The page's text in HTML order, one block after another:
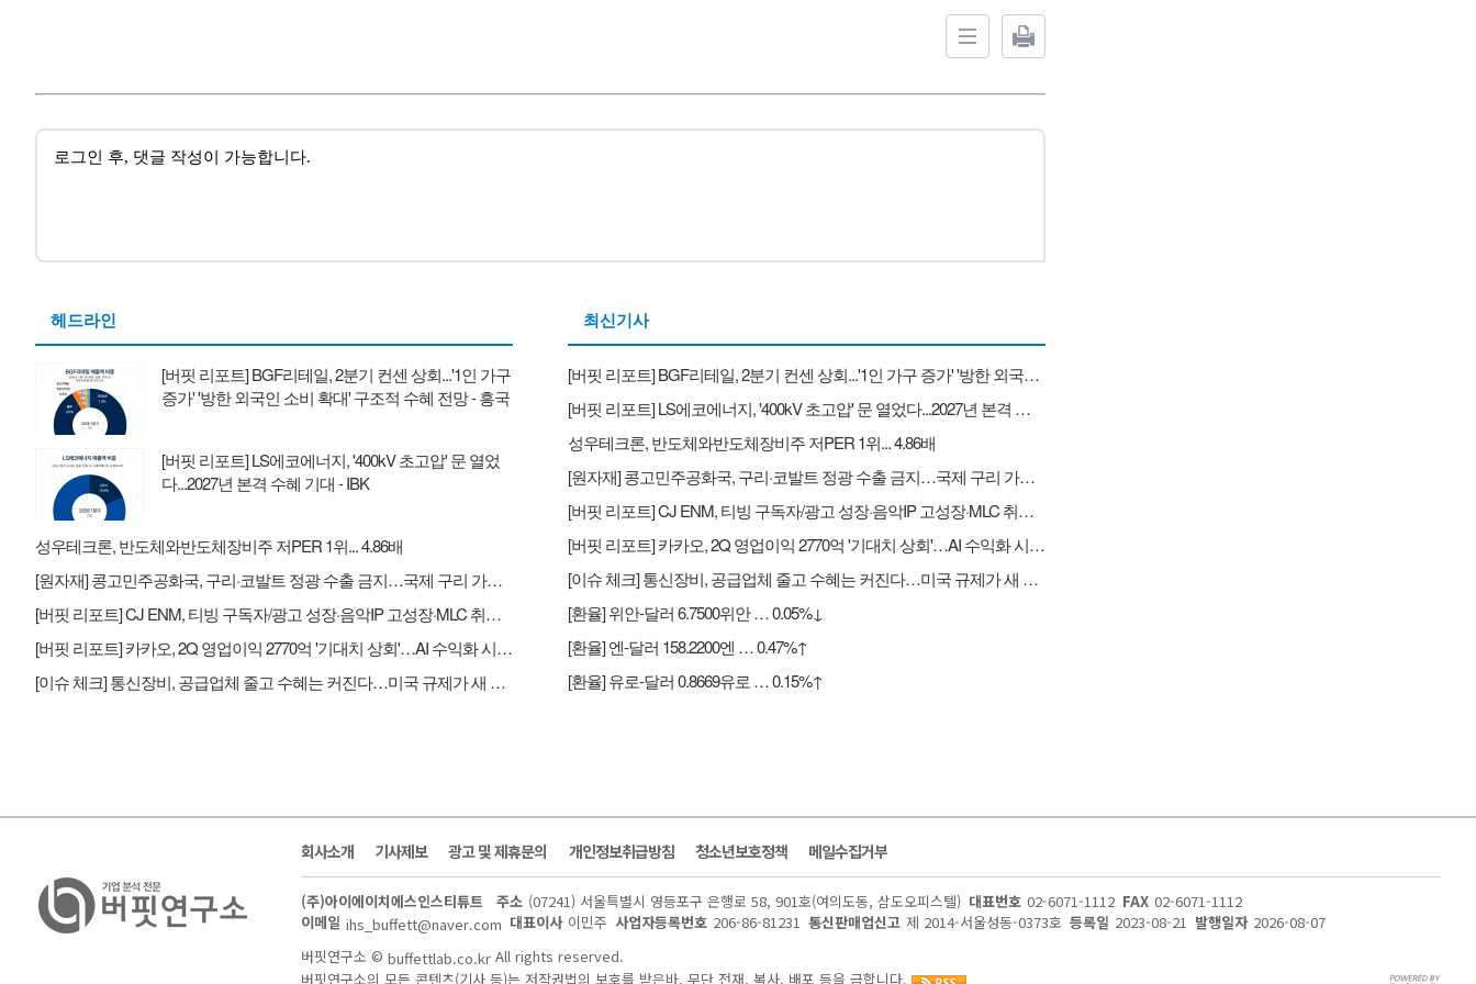
헤드라인
[버핏 리포트] BGF리테일, 2분기 컨센 상회...'1인 가구
증가' '방한 외국인 소비 확대' 구조적 수혜 전망 - 흥국
[버핏 리포트] LS에코에너지, '400kV 초고압' 문 열었
다...2027년 본격 수혜 기대 - IBK
성우테크론, 반도체와반도체장비주 저PER 1위... 4.86배
[원자재] 콩고민주공화국, 구리·코발트 정광 수출 금지…국제 구리 가격 강세 지속
[버핏 리포트] CJ ENM, 티빙 구독자/광고 성장·음악IP 고성장·MLC 취급고 성장으로 2Q 실적 선방 – NH
[버핏 리포트] 카카오, 2Q 영업이익 2770억 '기대치 상회'…AI 수익화 시간 필요 - 하나
[이슈 체크] 통신장비, 공급업체 줄고 수혜는 커진다…미국 규제가 새 기회
최신기사
[버핏 리포트] BGF리테일, 2분기 컨센 상회...'1인 가구 증가' '방한 외국인 소비 확대' 구조적 수혜 전망 - 흥국
[버핏 리포트] LS에코에너지, '400kV 초고압' 문 열었다...2027년 본격 수혜 기대 - IBK
성우테크론, 반도체와반도체장비주 저PER 1위... 4.86배
[원자재] 콩고민주공화국, 구리·코발트 정광 수출 금지…국제 구리 가격 강세 지속
[버핏 리포트] CJ ENM, 티빙 구독자/광고 성장·음악IP 고성장·MLC 취급고 성장으로 2Q 실적 선방 – NH
[버핏 리포트] 카카오, 2Q 영업이익 2770억 '기대치 상회'…AI 수익화 시간 필요 - 하나
[이슈 체크] 통신장비, 공급업체 줄고 수혜는 커진다…미국 규제가 새 기회
[환율] 위안-달러 6.7500위안 … 0.05%↓
[환율] 엔-달러 158.2200엔 … 0.47%↑
[환율] 유로-달러 0.8669유로 … 0.15%↑
회사소개 기사제보 광고 및 제휴문의 개인정보취급방침 청소년보호정책 메일수집거부
(주)아이에이치에스인스티튜트 주소 (07241) 서울특별시 영등포구 은행로 58, 901호(여의도동, 삼도오피스텔) 대표번호 02-6071-1112 FAX 02-6071-1112
이메일 ihs_buffett@naver.com 대표이사 이민주 사업자등록번호 206-86-81231 통신판매업신고 제 2014-서울성동-0373호 등록일 2023-08-21 발행일자 2026-08-07
버핏연구소 © buffettlab.co.kr All rights reserved.
버핏연구소의 모든 콘텐츠(기사 등)는 저작권법의 보호를 받은바, 무단 전재, 복사, 배포 등을 금합니다.